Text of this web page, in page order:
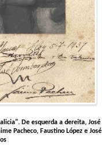
De esquerda a dereita, José
Pacheco, Faustino López e José